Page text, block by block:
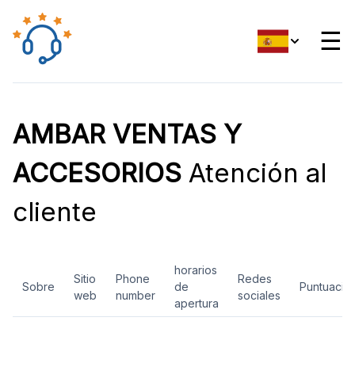
☰
AMBAR VENTAS Y
ACCESORIOS Atención al
cliente
Sobre
Sitio
web
Phone
number
horarios
de
apertura
Redes
sociales